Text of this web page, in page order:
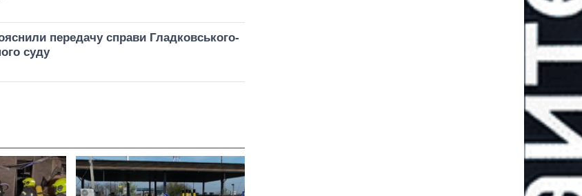
передачу справи Гладковського-
суду